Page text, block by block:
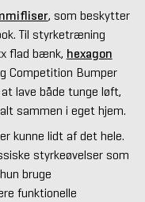
, som beskytter
Til styrketræning
flad bænk, hexagon
Competition Bumper
lave både tunge løft,
sammen i eget hjem.
kunne lidt af det hele.
styrkeøvelser som
bruge
funktionelle